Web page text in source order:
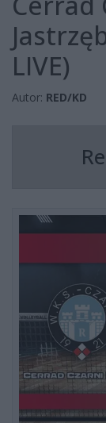
LIVE)
Autor: RED/KD